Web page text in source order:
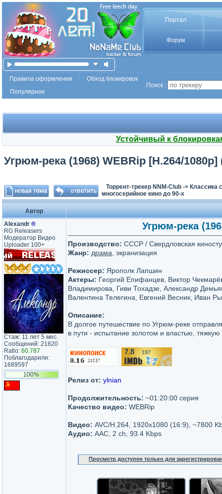
Портал
Форум
Правила оформления
Обход блокировок
Популярное
Поиск :
Устойчивый к
Угрюм-река (1968) WEBRip [H.264/1080p]
Торрент-трекер NNM-Club -> Классика
многосерийное кино до 90-х
Автор
Аlехаndr ®
RG Releasers
Модератор Видео
Uploader 100+
Стаж: 11 лет 5 мес.
Сообщений: 21820
Ratio: 60.787
Поблагодарили:
1689597
100%
Угрюм-река
Производство: СССР / Свердловская
Жанр: драма , экранизация
Режиссер: Ярополк Лапшин
Актеры: Георгий Епифанцев, Виктор
Владимирова, Гиви Тохадзе, Александр
Валентина Телегина, Евгений Весник, Иван
Описание:
В долгое путешествие по Угрюм-реке
в пути - испытание золотом и властью,
7.8 197
Релиз от: ylnian
Продолжительность: ~01:20:00 серия
Качество видео: WEBRip
Видео: AVC/H.264, 1920x1080 (16:9), ~7800
Аудио: AAC, 2 ch, 93.4 Kbps
Просмотр доступен только для